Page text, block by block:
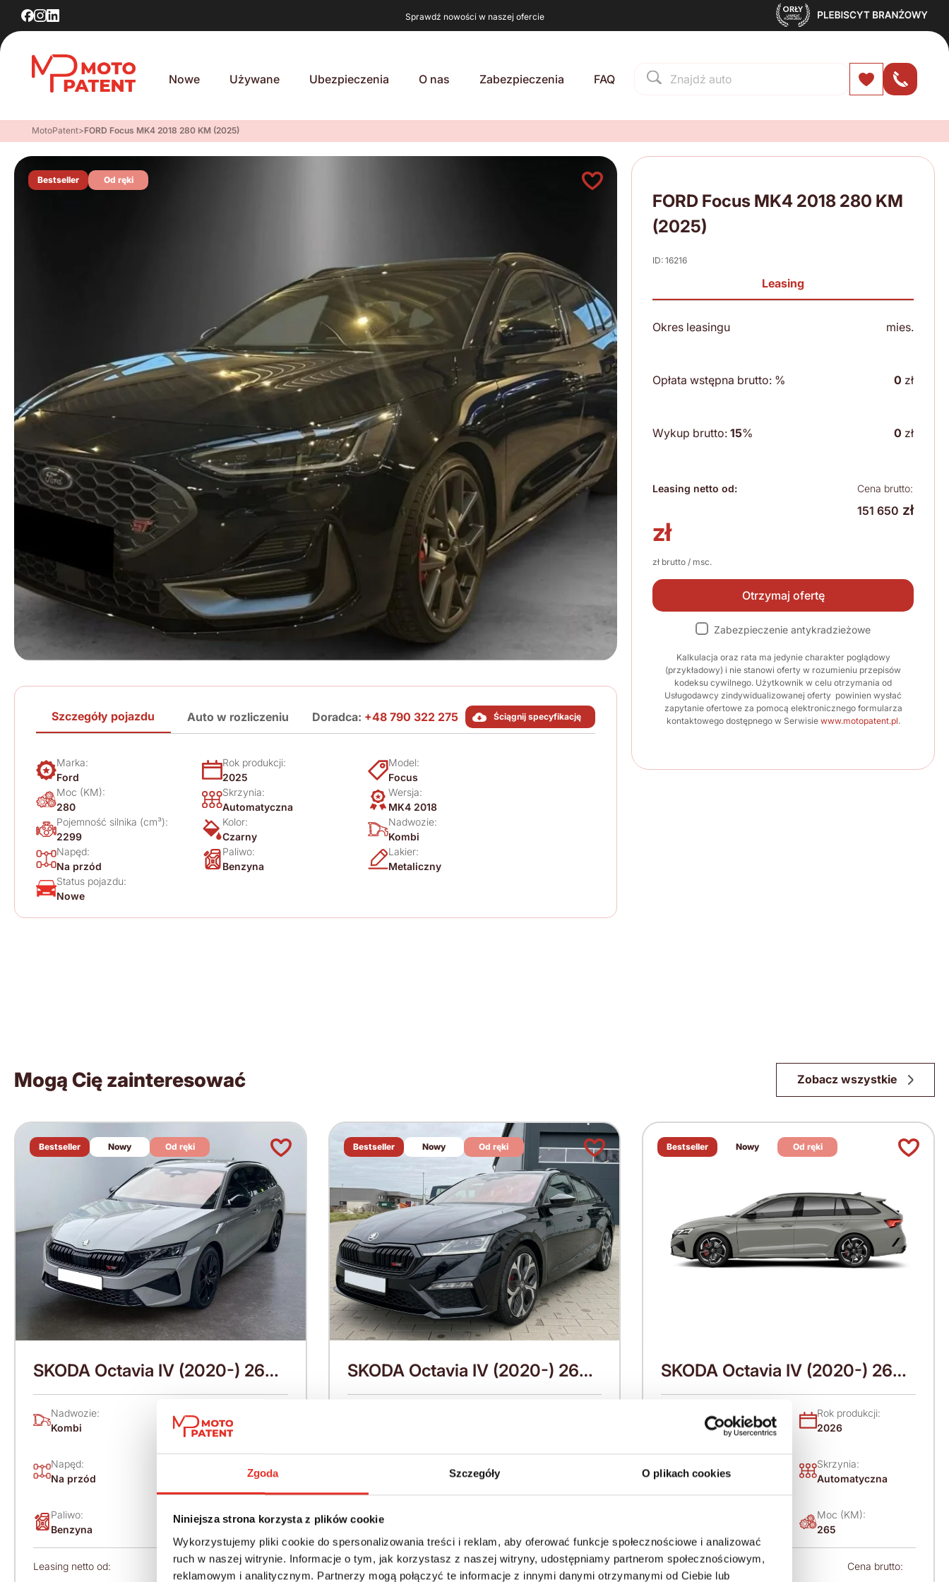
Zgoda Szczegóły O plikach cookies
Niniejsza strona korzysta z plików cookie
Wykorzystujemy pliki cookie do spersonalizowania treści i reklam, aby oferować funkcje społecznościowe i analizować
ruch w naszej witrynie. Informacje o tym, jak korzystasz z naszej witryny, udostępniamy partnerom społecznościowym,
reklamowym i analitycznym. Partnerzy mogą połączyć te informacje z innymi danymi otrzymanymi od Ciebie lub
Sprawdź nowości w naszej ofercie
Nowe Używane Ubezpieczenia O nas Zabezpieczenia FAQ
MotoPatent>FORD Focus MK4 2018 280 KM (2025)
Bestseller Od ręki
FORD Focus MK4 2018 280 KM
(2025)
ID: 16216
Leasing
Okres leasingu mies.
Opłata wstępna brutto: % 0 zł
Wykup brutto: 15% 0 zł
Leasing netto od:
zł
zł brutto / msc.
Cena brutto:
151 650 zł
Otrzymaj ofertę
Zabezpieczenie antykradzieżowe
Kalkulacja oraz rata ma jedynie charakter poglądowy
(przykładowy) i nie stanowi oferty w rozumieniu przepisów
kodeksu cywilnego. Użytkownik w celu otrzymania od
Usługodawcy zindywidualizowanej oferty powinien wysłać
zapytanie ofertowe za pomocą elektronicznego formularza
kontaktowego dostępnego w Serwisie www.motopatent.pl.
Szczegóły pojazdu Auto w rozliczeniu Doradca: +48 790 322 275 Ściągnij specyfikację
Marka:
Ford
Rok produkcji:
2025
Model:
Focus
Moc (KM):
280
Skrzynia:
Automatyczna
Wersja:
MK4 2018
Pojemność silnika (cm³):
2299
Kolor:
Czarny
Nadwozie:
Kombi
Napęd:
Na przód
Paliwo:
Benzyna
Lakier:
Metaliczny
Status pojazdu:
Nowe
Mogą Cię zainteresować Zobacz wszystkie
Bestseller Nowy Od ręki
SKODA Octavia IV (2020-) 265
KM (2026)
Nadwozie:
Kombi
Rok produkcji:
2026
Napęd:
Na przód
Automatyczna
Paliwo:
Benzyna
Moc (KM):
Leasing netto od: Cena brutto:
Bestseller Nowy Od ręki
SKODA Octavia IV (2020-) 265
KM (2026)
Paliwo:
Leasing netto od: Cena brutto:
Bestseller Nowy Od ręki
SKODA Octavia IV (2020-) 265
KM (2026)
Nadwozie:
Kombi
Rok produkcji:
2026
Na przód
Skrzynia:
Automatyczna
Moc (KM):
265
Leasing netto od: Cena brutto: